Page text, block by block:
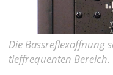
Die Bassreflexöffnung
tieffrequenten Bereich.